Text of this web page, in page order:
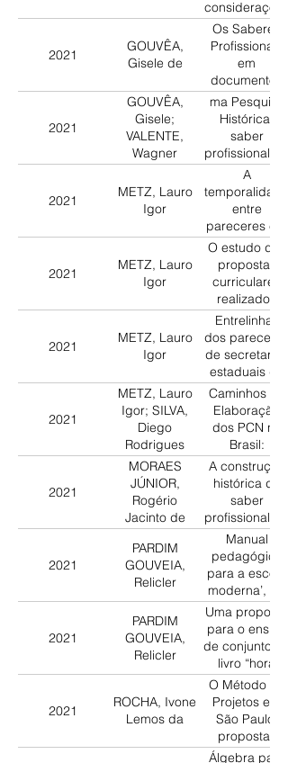
considerações
acerca de
notas
históricas de
Antonio Miguel
2021
GOUVÊA,
Gisele de
Os Saberes
Profissionais
em
documentos
oficiais do
estado de São
Paulo
2021
GOUVÊA,
Gisele;
VALENTE,
Wagner
Rodrigues
ma Pesquisa
Histórica:
saber
profissional da
Proposta
Curricular de
Matemática no
Estado de São
Paulo
2021
METZ, Lauro
Igor
A
temporalidade
entre
pareceres e a
apreciação
dos PCN pelo
Conselho
Nacional de
Educação:
uma reflexão
pertinente
2021
METZ, Lauro
Igor
O estudo das
propostas
curriculares
realizados
pela
Fundação
Carlos Chagas
e os PCN
2021
METZ, Lauro
Igor
Entrelinhas
dos pareceres
de secretarias
estaduais de
educação
sobre a versão
preliminar dos
PCN
2021
METZ, Lauro
Igor; SILVA,
Diego
Rodrigues
Caminhos da
Elaboração
dos PCN no
Brasil:
Pareceres de
Matemática
2021
MORAES
JÚNIOR,
Rogério
Jacinto de
A construção
histórica do
saber
profissional do
professor de
Matemática da
UFAM (1980-
2020)
2021
PARDIM
GOUVEIA,
Relicler
Manual
pedagógico
para a escola
moderna’, 1.º
grau: um
exame
preliminar
2021
PARDIM
GOUVEIA,
Relicler
Uma proposta
para o ensino
de conjunto no
livro “hora
alegre na
matemática”,
1.º grau
2021
ROCHA, Ivone
Lemos da
O Método de
Projetos em
São Paulo:
propostas
para o ensino
Álgebra para